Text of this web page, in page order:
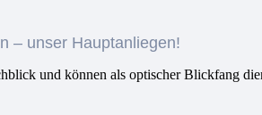
– unser Hauptanliegen!
und können als optischer Blickfang